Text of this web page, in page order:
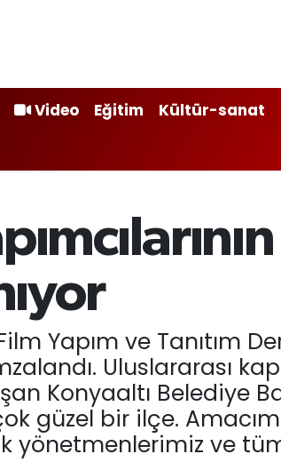
Video Eğitim Kültür-sanat
Yapım ve Tanıtım
Uluslararası
Konyaaltı Belediye
güzel bir ilçe.
yönetmenlerimiz ve